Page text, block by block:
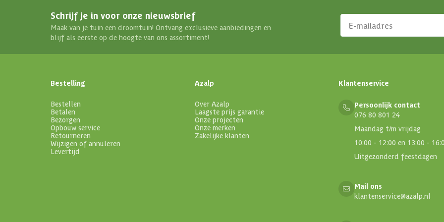
Schrijf je in voor onze nieuwsbrief
Maak van je tuin een droomtuin! Ontvang exclusieve aanbiedingen en
blijf als eerste op de hoogte van ons assortiment!
Bestelling
Bestellen
Betalen
Bezorgen
Opbouw service
Retourneren
Wijzigen of annuleren
Levertijd
Azalp
Over Azalp
Laagste prijs garantie
Onze projecten
Onze merken
Zakelijke klanten
Klantenservice
Persoonlijk contact
076 80 801 24
Maandag t/m vrijdag
10:00 - 12:00 en 13:00 -
Uitgezonderd feestdagen
Mail ons
klantenservice@azalp.nl